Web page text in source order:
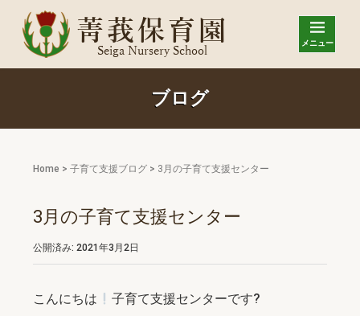
メニュー
ブログ
Home >子育て支援ブログ > 3月の子育て支援センター
3月の子育て支援センター
公開済み: 2021年3月2日
こんにちは 子育て支援センターです?